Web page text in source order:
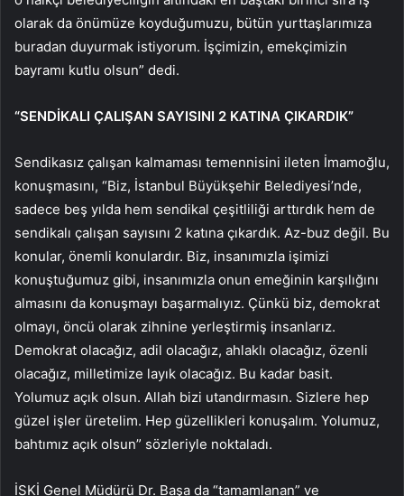
olarak da önümüze koyduğumuzu, bütün yurttaşlarımıza
buradan duyurmak istiyorum. İşçimizin, emekçimizin
bayramı kutlu olsun” dedi.
“SENDİKALI ÇALIŞAN SAYISINI 2 KATINA ÇIKARDIK”
Sendikasız çalışan kalmaması temennisini ileten İmamoğlu,
konuşmasını, “Biz, İstanbul Büyükşehir Belediyesi’nde,
sadece beş yılda hem sendikal çeşitliliği arttırdık hem de
sendikalı çalışan sayısını 2 katına çıkardık. Az-buz değil. Bu
konular, önemli konulardır. Biz, insanımızla işimizi
konuştuğumuz gibi, insanımızla onun emeğinin karşılığını
almasını da konuşmayı başarmalıyız. Çünkü biz, demokrat
olmayı, öncü olarak zihnine yerleştirmiş insanlarız.
Demokrat olacağız, adil olacağız, ahlaklı olacağız, özenli
olacağız, milletimize layık olacağız. Bu kadar basit.
Yolumuz açık olsun. Allah bizi utandırmasın. Sizlere hep
güzel işler üretelim. Hep güzellikleri konuşalım. Yolumuz,
bahtımız açık olsun” sözleriyle noktaladı.
İSKİ Genel Müdürü Dr. Başa da “tamamlanan” ve